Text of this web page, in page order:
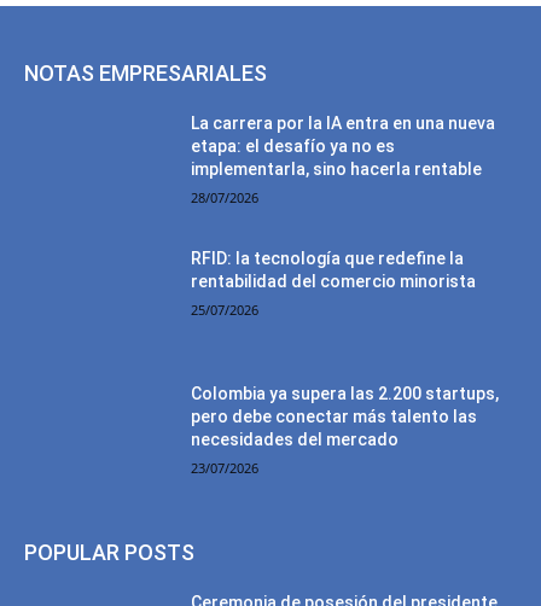
NOTAS EMPRESARIALES
La carrera por la IA entra en una nueva
etapa: el desafío ya no es
implementarla, sino hacerla rentable
28/07/2026
RFID: la tecnología que redefine la
rentabilidad del comercio minorista
25/07/2026
Colombia ya supera las 2.200 startups,
pero debe conectar más talento las
necesidades del mercado
23/07/2026
POPULAR POSTS